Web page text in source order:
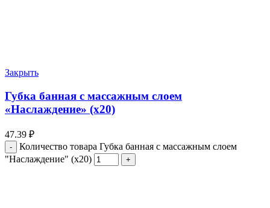
Закрыть
Губка банная с массажным слоем
«Наслаждение» (х20)
47.39 ₽
Количество товара Губка банная с массажным слоем
"Наслаждение" (х20)